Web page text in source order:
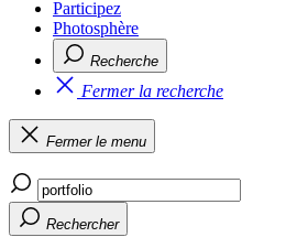
Participez
Photosphère
Recherche
Fermer la recherche
Fermer le menu
Rechercher